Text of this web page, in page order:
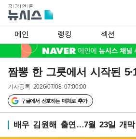
메인 랭킹 섹션
짬뽕 한 그릇에서 시작된
기사등록 2026/07/08 07:00:00
구글에서 선호하는 매체로 추가
배우 김원해 출연…7월 23일 개막